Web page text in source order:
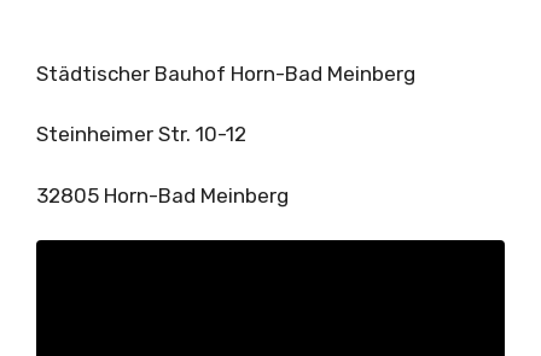
Städtischer Bauhof Horn-Bad Meinberg
Steinheimer Str. 10-12
32805 Horn-Bad Meinberg